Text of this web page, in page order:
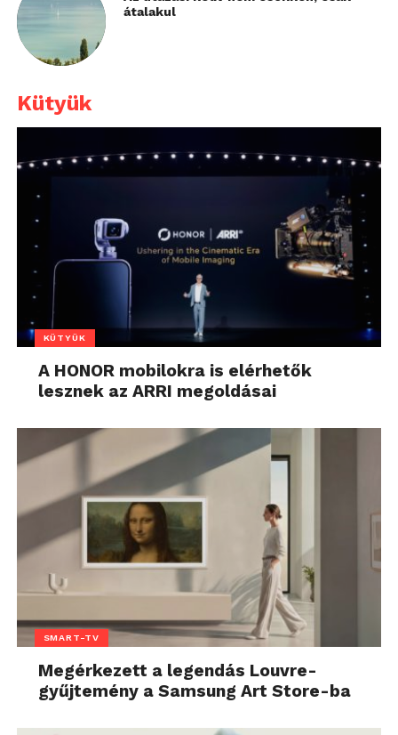
átalakul
Kütyük
KÜTYÜK
A HONOR mobilokra is elérhetők
lesznek az ARRI megoldásai
SMART-TV
Megérkezett a legendás Louvre-
gyűjtemény a Samsung Art Store-ba